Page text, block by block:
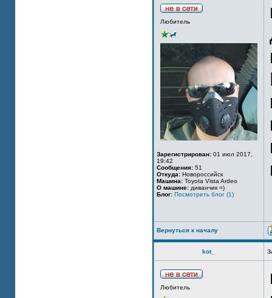
Любитель
Зарегистрирован: 01 июл 2017,
19:42
Сообщения: 51
Откуда: Новороссийск
Машина: Toyota Vista Ardeo
О машине: диванчик =)
Блог: Посмотреть блог (1)
Вернуться к началу
kot_
Любитель